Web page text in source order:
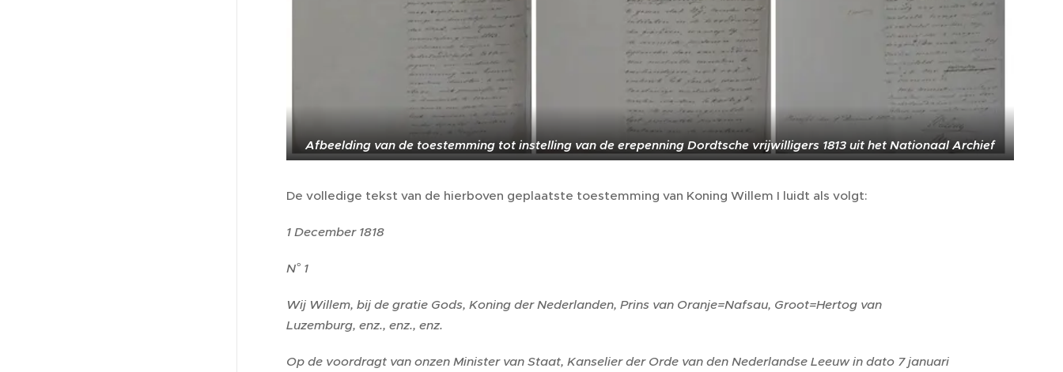
Afbeelding van de toestemming tot instelling van de erepenning Dordtsche vrijwilligers 1813 uit het Nationaal Archief
De volledige tekst van de hierboven geplaatste toestemming van Koning Willem I luidt als volgt:
1 December 1818
N° 1
Wij Willem, bij de gratie Gods, Koning der Nederlanden, Prins van Oranje=Nafsau, Groot=Hertog van
Luzemburg, enz., enz., enz.
Op de voordragt van onzen Minister van Staat, Kanselier der Orde van den Nederlandse Leeuw in dato 7 januari